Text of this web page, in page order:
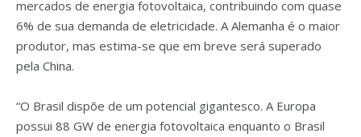
mercados de energia fotovoltaica, contribuindo com quase
6% de sua demanda de eletricidade. A Alemanha é o maior
produtor, mas estima-se que em breve será superado
pela China.
“O Brasil dispõe de um potencial gigantesco. A Europa
possui 88 GW de energia fotovoltaica enquanto o Brasil